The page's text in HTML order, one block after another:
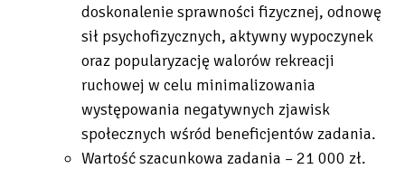
doskonalenie sprawności fizycznej, odnowę
sił psychofizycznych, aktywny wypoczynek
oraz popularyzację walorów rekreacji
ruchowej w celu minimalizowania
występowania negatywnych zjawisk
społecznych wśród beneficjentów zadania.
Wartość szacunkowa zadania – 21 000 zł.